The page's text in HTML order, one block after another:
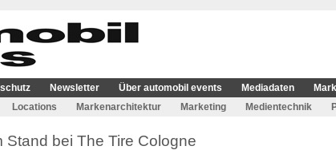
Newsletter Über automobil events Mediadaten
Locations Markenarchitektur Marketing Medientechnik
Stand bei The Tire Cologne